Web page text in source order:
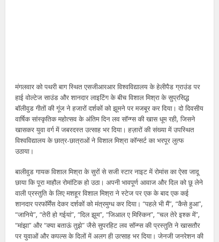
मंगलवार को पथरी बाग स्थित एसजीआरआर विश्वविद्यालय के हेलीपैड ग्राउंड पर
हाई वोल्टेज साउंड और शानदार लाइटिंग के बीच विशाल मिश्रा के सुप्रसिद्ध
बॉलीवुड गीतों की गूंज ने हजारों दर्शकों को झूमने पर मजबूर कर दिया। दो दिवसीय
वार्षिक सांस्कृतिक महोत्सव के अंतिम दिन लव सॉन्ग्स की खास धूम रही, जिसने
खासकर युवा वर्ग में जबरदस्त उत्साह भर दिया। हज़ारों की संख्या में उपस्थित
विश्वविद्यालय के छात्र-छात्राओं ने विशाल मिश्रा कॉन्सर्ट का भरपूर लुत्फ
उठाया।
बालीवुड गायक विशाल मिश्रा के सुरों से सजी स्टार नाइट में रोमांस का ऐसा जादू
छाया कि पूरा माहौल रोमांटिक हो उठा। अपनी भावपूर्ण आवाज और दिल को छू लेने
वाली प्रस्तुति के लिए मशहूर विशाल मिश्रा ने स्टेज पर एक के बाद एक कई
शानदार परफॉर्मेंस देकर दर्शकों को मंत्रमुग्ध कर दिया। “पहले भी मैं”, “कैसे हुआ”,
“जानिये”, “तेरी हो गईयां”, “दिल झूम”, “जिआल ए मिस्किन”, “चल तेरे इश्क में”,
“मांझा” और “क्या बताऊं तुझे” जैसे सुपरहिट लव सॉन्ग्स की प्रस्तुति ने खासतौर
पर युवाओं और कपल्स के दिलों में अलग ही उत्साह भर दिया। जेनजी जनरेशन की